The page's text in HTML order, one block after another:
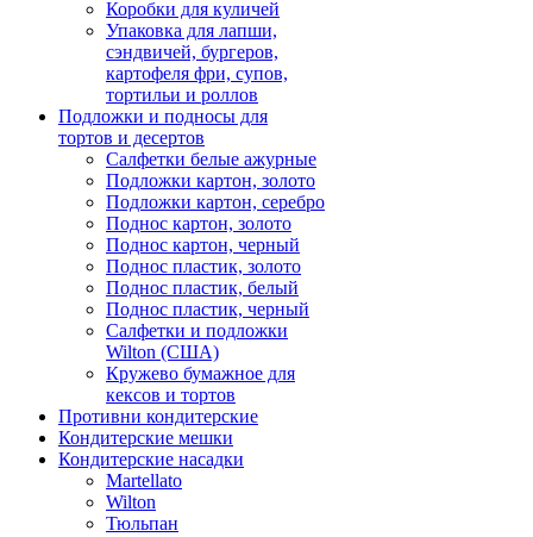
Коробки для куличей
Упаковка для лапши,
сэндвичей, бургеров,
картофеля фри, супов,
тортильи и роллов
Подложки и подносы для
тортов и десертов
Салфетки белые ажурные
Подложки картон, золото
Подложки картон, серебро
Поднос картон, золото
Поднос картон, черный
Поднос пластик, золото
Поднос пластик, белый
Поднос пластик, черный
Салфетки и подложки
Wilton (США)
Кружево бумажное для
кексов и тортов
Противни кондитерские
Кондитерские мешки
Кондитерские насадки
Martellato
Wilton
Тюльпан